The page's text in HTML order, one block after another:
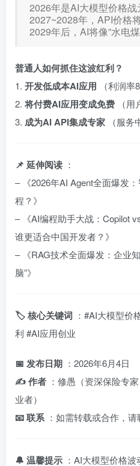
2026年是AI大模型价格战
2027~2028年，API价格
2029年后，AI将像”水电煤
普通人如何抓住这波红利？
1. 开发低成本AI应用
（利润率
2.将付费AI应用变成免费
（
3. 成为AI API集成专家 （服务
📌 延伸阅读 ：
– 《2026年AI Agent全面爆发
程？》
– 《AI编程助手大战：Copilot
谁更适合中国开发者？》
– 《RAG技术全面爆发：企业
脑”》
🏷️ 核心关键词 ：#AI大模型价
利 #AI应用创业
📅 发布日期 ：2026年6月4日
✍️ 作者 ：修愚（资深保险专
业者）
📧 联系 ：如需转载或合作，
🔔 温馨提示 ：AI大模型价格